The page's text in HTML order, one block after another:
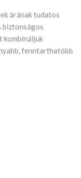
árának tudatos
biztonságos
kombináljuk
fenntarthatóbb